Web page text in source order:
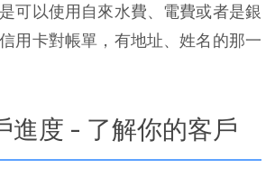
可以使用自來水費、電費或者是銀
用卡對帳單，有地址、姓名的那一
進度 - 了解你的客戶